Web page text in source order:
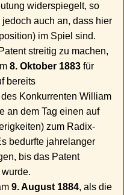
widerspiegelt, so
auch an, dass hier
im Spiel sind.
streitig zu machen,
8. Oktober 1883 für
bereits
Konkurrenten William
an dem Tag einen auf
zum Radix-
bedurfte jahrelanger
bis das Patent
9. August 1884, als die